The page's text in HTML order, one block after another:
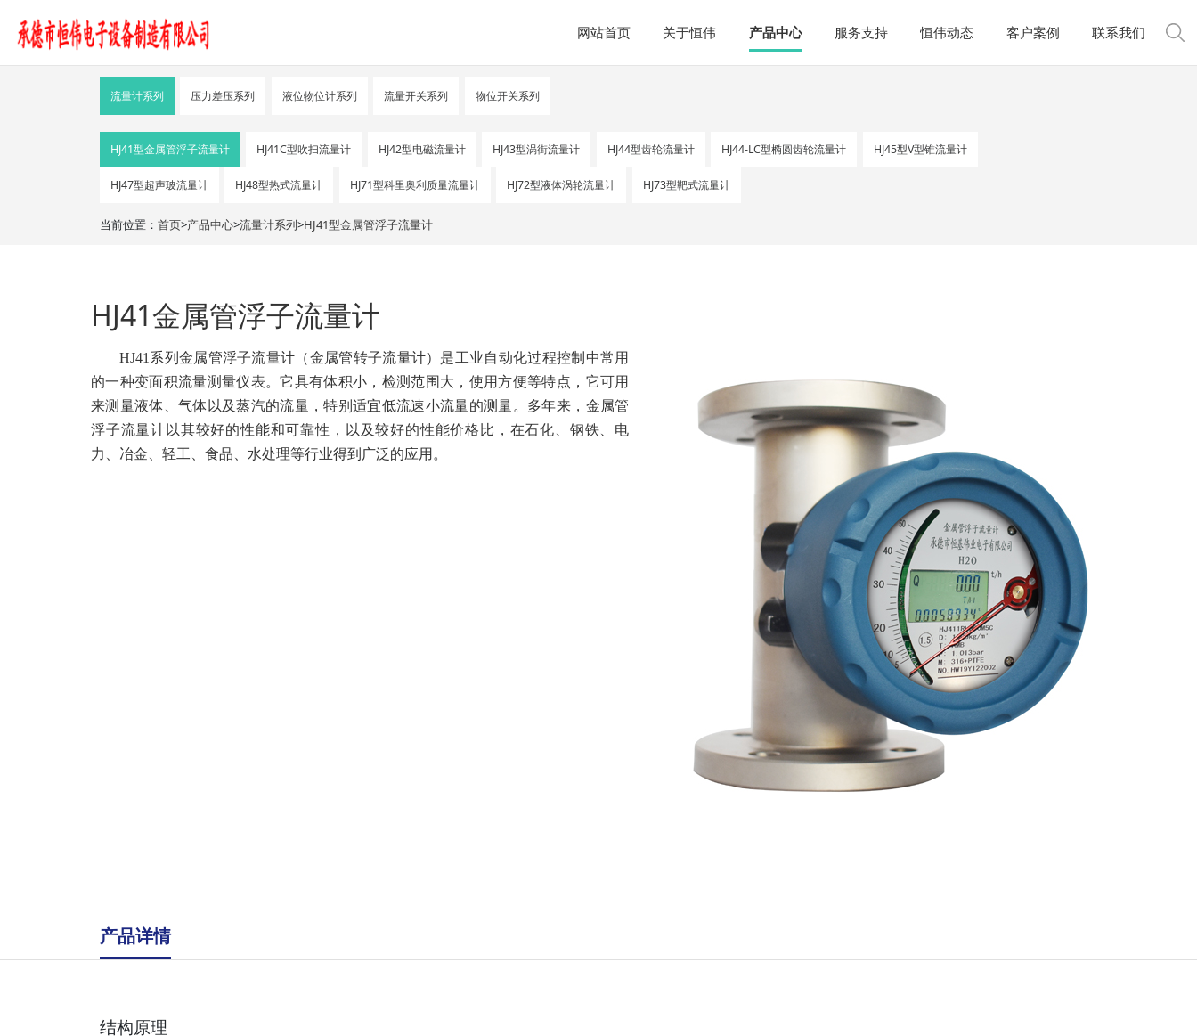
网站首页 关于恒伟 产品中心 服务支持 恒伟动态 客户案例 联系我们
流量计系列 压力差压系列 液位物位计系列 流量开关系列 物位开关系列
HJ41型金属管浮子流量计 HJ41C型吹扫流量计 HJ42型电磁流量计 HJ43型涡街流量计 HJ44型齿轮流量计 HJ44-LC型椭圆齿轮流量计 HJ45型V型锥流量计
HJ47型超声玻流量计 HJ48型热式流量计 HJ71型科里奥利质量流量计 HJ72型液体涡轮流量计 HJ73型靶式流量计
当前位置： 首页>产品中心>流量计系列>HJ41型金属管浮子流量计
HJ41金属管浮子流量计
HJ41系列金属管浮子流量计（金属管转子流量计）是工业自动化过程控制中常用
的一种变面积流量测量仪表。它具有体积小，检测范围大，使用方便等特点，它可用
来测量液体、气体以及蒸汽的流量，特别适宜低流速小流量的测量。多年来，金属管
浮子流量计以其较好的性能和可靠性，以及较好的性能价格比，在石化、钢铁、电
力、冶金、轻工、食品、水处理等行业得到广泛的应用。
产品详情
结构原理